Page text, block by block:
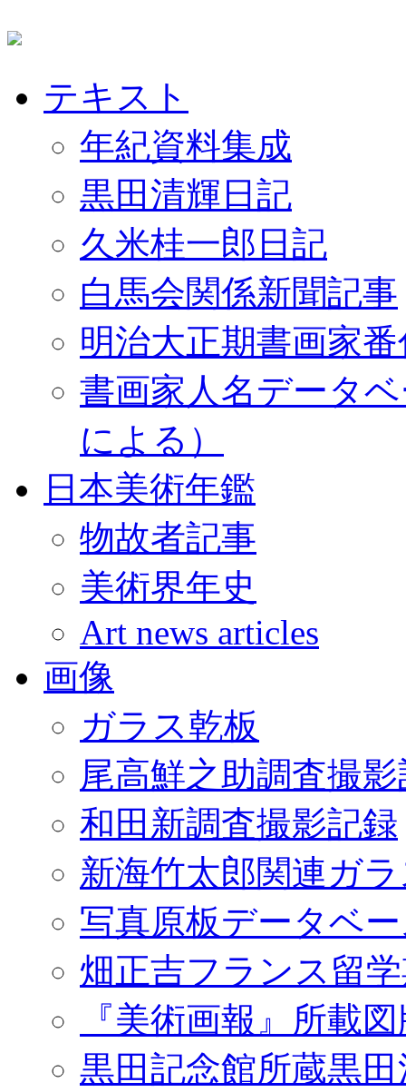
テキスト
年紀資料集成
黒田清輝日記
久米桂一郎日記
白馬会関係新聞記事
明治大正期書画家
書画家人名データ
による）
日本美術年鑑
物故者記事
美術界年史
Art news articles
画像
ガラス乾板
尾高鮮之助調査撮
和田新調査撮影記録
新海竹太郎関連ガ
写真原板データベ
畑正吉フランス留
『美術画報』所載
黒田記念館所蔵黒